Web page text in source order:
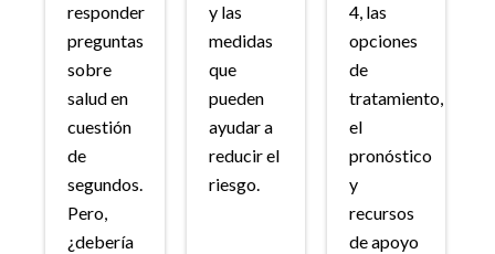
responder
preguntas
sobre
salud en
cuestión
de
segundos.
Pero,
¿debería
y las
medidas
que
pueden
ayudar a
reducir el
riesgo.
4, las
opciones
de
tratamiento,
el
pronóstico
y
recursos
de apoyo